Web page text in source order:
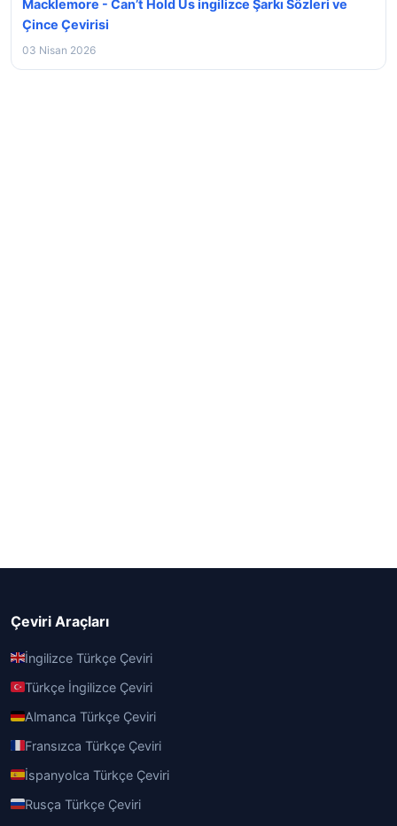
Macklemore - Can’t Hold Us ingilizce Şarkı Sözleri ve
Çince Çevirisi
03 Nisan 2026
Çeviri Araçları
İngilizce Türkçe Çeviri
Türkçe İngilizce Çeviri
Almanca Türkçe Çeviri
Fransızca Türkçe Çeviri
İspanyolca Türkçe Çeviri
Rusça Türkçe Çeviri